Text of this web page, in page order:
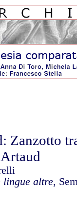
Zanzotto
lingue altre,